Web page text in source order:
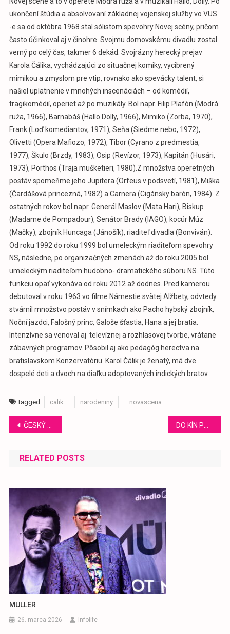
ukončení štúdia a absolvovaní základnej vojenskej služby vo VUS
-e sa od októbra 1968 stal sólistom spevohry Novej scény, pričom
často účinkoval aj v činohre. Svojmu domovskému divadlu zostal
verný po celý čas, takmer 6 dekád. Svojrázny herecký prejav
Karola Čálika, vychádzajúci zo situačnej komiky, vycibrený
mimikou a zmyslom pre vtip, rovnako ako spevácky talent, si
našiel uplatnenie v mnohých inscenáciách – od komédií,
tragikomédií, operiet až po muzikály. Bol napr. Filip Plafón (Modrá
ruža, 1966), Barnabáš (Hallo Dolly, 1966), Mimiko (Zorba, 1970),
Frank (Loď komediantov, 1971), Seňa (Siedme nebo, 1972),
Olivetti (Opera Mafiozo, 1972), Tibor (Cyrano z predmestia,
1977), Škulo (Brzdy, 1983), Osip (Revízor, 1973), Kapitán (Husári,
1973), Porthos (Traja mušketieri, 1980).Z množstva operetných
postáv spomeňme jeho Jupitera (Orfeus v podsvetí, 1981), Miška
(Čardášová princezná, 1982) a Carnera (Cigánsky barón, 1984). Z
ostatných rokov bol napr. Generál Maslov (Mata Hari), Biskup
(Madame de Pompadour), Senátor Brady (IAGO), kocúr Múz
(Mačky), zbojník Huncaga (Jánošík), riaditeľ divadla (Bonviván).
Od roku 1992 do roku 1999 bol umeleckým riaditeľom spevohry
NS, následne, po organizačných zmenách až do roku 2005 bol
umeleckým riaditeľom hudobno- dramatického súboru NS. Túto
funkciu opäť vykonáva od roku 2012 až dodnes. Pred kamerou
debutoval v roku 1963 vo filme Námestie svätej Alžbety, odvtedy
stvárnil množstvo postáv v snímkach ako Pacho hybský zbojník,
Noční jazdci, Falošný princ, Galoše šťastia, Hana a jej bratia.
Intenzívne sa venoval aj televíznej a rozhlasovej tvorbe, vrátane
zábavných programov. Pôsobil aj ako pedagóg herectva na
bratislavskom Konzervatóriu. Karol Čálik je ženatý, má dve
dospelé deti a dvoch na diaľku adoptovaných indických bratov.
Tagged calik narodeniny novascena
Navigácia
v
článku
ČESKÝ LEV 2025
RELATED POSTS
MULLER
26. marca 2026 Infolife